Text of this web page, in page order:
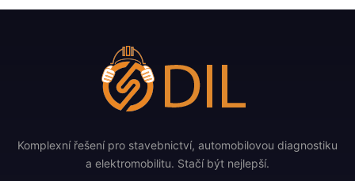
Komplexní řešení pro stavebnictví, automobilovou diagnostiku
a elektromobilitu. Stačí být nejlepší.